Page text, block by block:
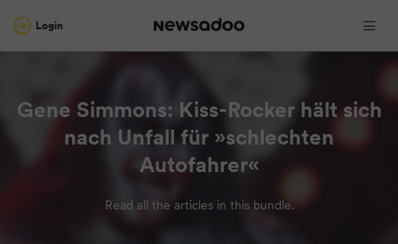
Login
Gene Simmons: Kiss-Rocker hält sich
nach Unfall für »schlechten
Autofahrer«
Read all the articles in this bundle.